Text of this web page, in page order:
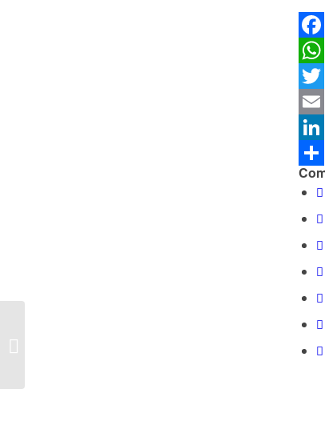
Twitter
Email